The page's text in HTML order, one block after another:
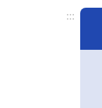
:::